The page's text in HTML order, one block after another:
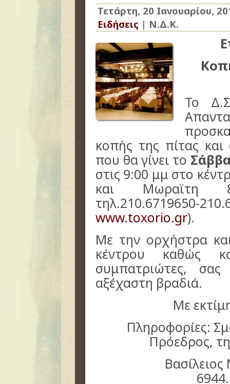
Τετάρτη, 20 Ιανουαρίου,
Ειδήσεις | Ν.Δ.Κ.
Το
κοπής της πίτας
που θα γίνει το
στις 9:00 μμ στο
και Μωραϊτη
τηλ.210.6719650-
www.toxorio.gr).
Με την ορχήστρα
κέντρου καθώς
συμπατριώτες,
αξέχαστη βραδιά.
Με
Πληροφορίες:
Πρόεδρος,